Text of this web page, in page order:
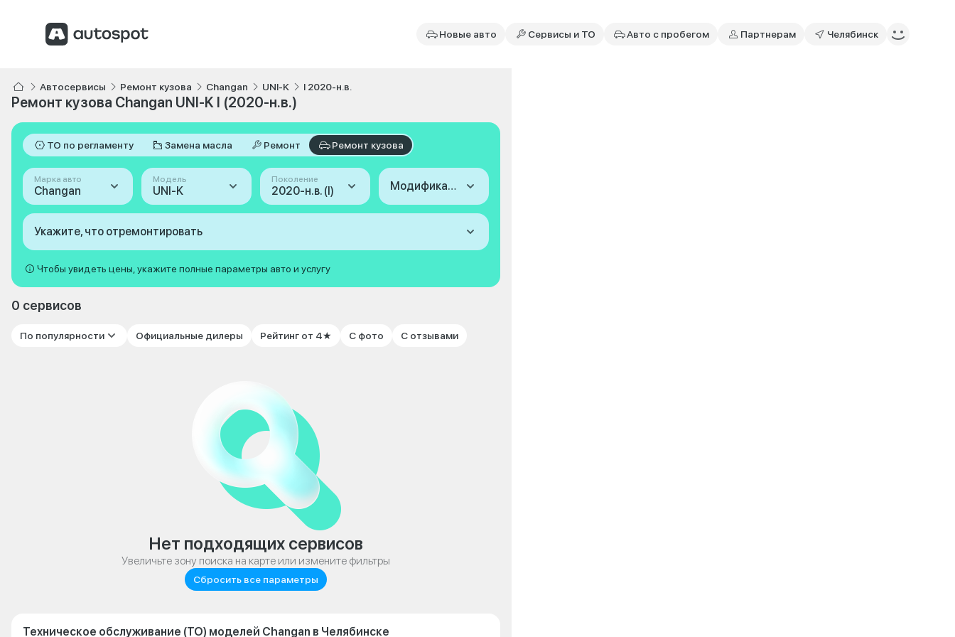
Новые авто Сервисы и ТО Авто с пробегом Партнерам Челябинск
Автосервисы Ремонт кузова Changan UNI-K I 2020-н.в.
Ремонт кузова Changan UNI-K I (2020-н.в.)
ТО по регламенту Замена масла Ремонт Ремонт кузова
Марка авто
Changan
Модель
UNI-K
Поколение
2020-н.в. (I) Модификация
Укажите, что отремонтировать
Чтобы увидеть цены, укажите полные параметры авто и услугу
0 сервисов
По популярности Официальные дилеры Рейтинг от 4★ С фото С отзывами
Нет подходящих сервисов
Увеличьте зону поиска на карте или измените фильтры
Сбросить все параметры
Техническое обслуживание (ТО) моделей Changan в Челябинске